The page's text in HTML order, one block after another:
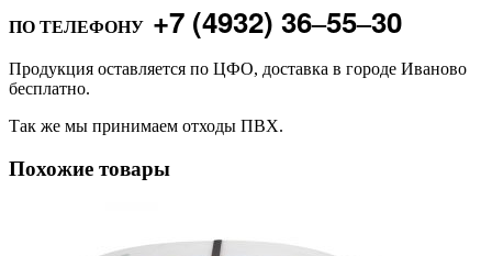
ПО ТЕЛЕФОНУ +7 (4932) 36‒55‒30
Продукция оставляется по ЦФО, доставка в городе Иваново
бесплатно.
Так же мы принимаем отходы ПВХ.
Похожие товары